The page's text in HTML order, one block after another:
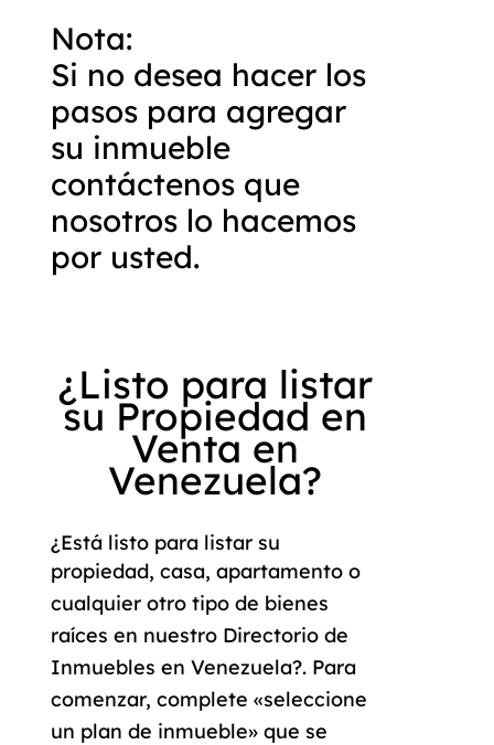
Nota:
Si no desea hacer los
pasos para agregar
su inmueble
contáctenos que
nosotros lo hacemos
por usted.
¿Listo para listar
su Propiedad en
Venta en
Venezuela?
¿Está listo para listar su
propiedad, casa, apartamento o
cualquier otro tipo de bienes
raíces en nuestro Directorio de
Inmuebles en Venezuela?. Para
comenzar, complete «seleccione
un plan de inmueble» que se